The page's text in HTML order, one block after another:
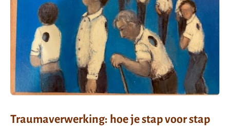
Traumaverwerking: hoe je stap voor stap